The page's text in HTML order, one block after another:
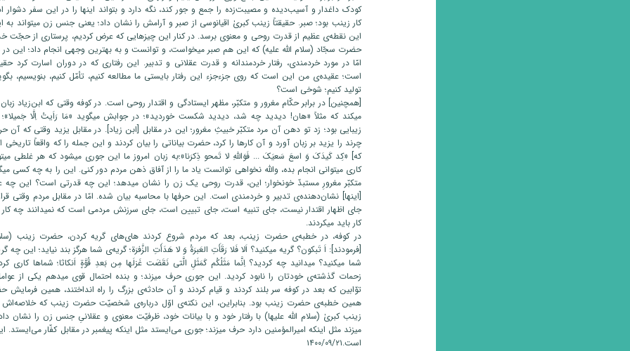
کودک داغدار و آسیب‌دیده و مصیبت‌زده را جمع ‌و جور کند، نگه دارد و بتواند اینها را در این سفر دشوار
کار زینب بود؛ صبر. حقیقتاً زینب کبریٰ اقیانوسی از صبر و آرامش را نشان داد؛ یعنی جنس زن میتواند به
این نقطه‌ی عظیم از قدرت روحی و معنوی برسد. در کنار این چیزهایی که عرض کردیم، پرستاری از حجّت
حضرت سجّاد (سلام الله علیه) که این هم صبر میخواست، و توانست و به بهترین وجهی انجام داد؛ این در
امّا در مورد خردمندی، رفتار خردمندانه و قدرت عقلانی و تدبیر. این رفتاری که در دوران اسارت کرد
است؛ عقیده‌ی من این است که روی جزء‌جزء این رفتار بایستی ما مطالعه کنیم، تأمّل کنیم، بنویسیم،
تولید کنیم؛ شوخی است؟
[همچنین] در برابر حکّام مغرور و متکبّر، مظهر ایستادگی و اقتدار روحی است. در کوفه وقتی که ابن‌زیاد
میکند که مثلاً «هان! دیدید چه شد، دیدید شکست خوردید»؛ در جوابش میگوید «مَا رَاَیتُ اِلَّا
زیبایی بود؛ زد تو دهن آن مرد متکبّر خبیثِ مغرور؛ این در مقابل [ابن زیاد]. در مقابل یزید وقتی که آن
چرند را یزید بر زبان آورد و آن کارها را کرد، حضرت بیاناتی را بیان کردند و این جمله را که واقعاً
که] «کِد کَیدَکَ وَ اسعَ سَعیَکَ ... فَوَاللهِ لا تَمحو ذِکرَنا»؛به زبان امروز ما این ‌جوری میشود که هر غلطی
کاری میتوانی انجام بده، والله نخواهی توانست یاد ما را از آفاق ذهن مردم دور کنی. این را به چه کسی
متکبّر مغرورِ مستبدّ خونخوار؛ این، قدرت روحی یک زن را نشان میدهد؛ این چه قدرتی است؟ این
[اینها] نشان‌دهنده‌ی تدبیر و خردمندی است. این حرفها با محاسبه بیان شده. امّا در مقابل مردم وقتی قرار
جای اظهار اقتدار نیست، جای تنبیه است، جای تبیین است، جای سرزنش مردمی است که نمیدانند چه کار
کار باید میکردند.
در کوفه، در خطبه‌ی حضرت زینب، بعد که مردم شروع کردند های‌های گریه کردن، حضرت زینب (سلام
[فرمودند]: اَ تَبکون؟ گریه میکنید؟ اَلا فَلا رَقَأَتِ العَبرَةُ وَ لا هَدَأَتِ الزَّفرَة؛ گریه‌ی شما هرگز بند نیاید؛ این
شما میکنید؟ میدانید چه کردید؟ اِنَّما مَثَلُکُم کَمَثَلِ الَّتی نَقَضَت غَزلَها مِن بَعدِ قُوَّةٍ اَنکاثا؛ شماها کاری
زحمات گذشته‌ی خودتان را نابود کردید. این جوری حرف میزند؛ و بنده احتمال قوی میدهم یکی از
توّابین که بعد در کوفه سر بلند کردند و قیام کردند و آن حادثه‌ی بزرگ را راه انداختند، همین
همین خطبه‌ی حضرت زینب بود. بنابراین، این نکته‌ی اوّل درباره‌ی شخصیّت حضرت زینب که
زینب کبریٰ (سلام الله علیها) با رفتار خود و با بیانات خود، ظرفیّت معنوی و عقلانیِ جنس زن را نشان
میزند مثل اینکه امیرالمؤمنین دارد حرف میزند؛ جوری می‌ایستد مثل اینکه پیغمبر در مقابل کفّار
است.۱۴۰۰/۰۹/۲۱